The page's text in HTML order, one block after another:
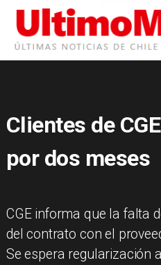
Clientes de
por dos meses
CGE informa que la falta
del contrato con el
Se espera regularización